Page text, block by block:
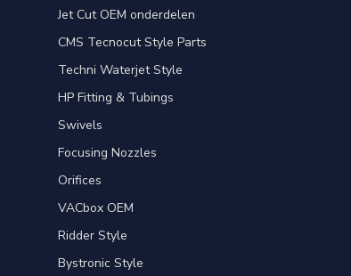
Jet Cut OEM onderdelen
CMS Tecnocut Style Parts
Techni Waterjet Style
HP Fitting & Tubings
Swivels
Focusing Nozzles
Orifices
VACbox OEM
Ridder Style
Bystronic Style